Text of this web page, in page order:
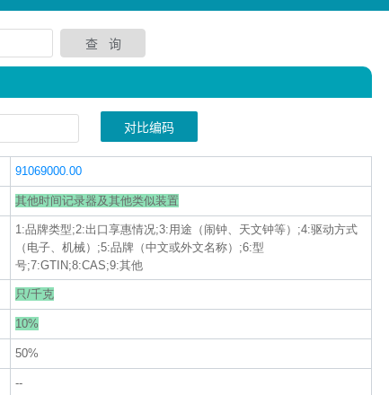
对比编码
91069000.00
其他时间记录器及其他类似装置
1:品牌类型;2:出口享惠情况;3:用途（闹钟、天文钟等）;4:驱动方式
（电子、机械）;5:品牌（中文或外文名称）;6:型
号;7:GTIN;8:CAS;9:其他
只/千克
10%
50%
--